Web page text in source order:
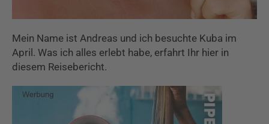
Mein Name ist Andreas und ich besuchte Kuba im
April. Was ich alles erlebt habe, erfahrt Ihr hier in
diesem Reisebericht.